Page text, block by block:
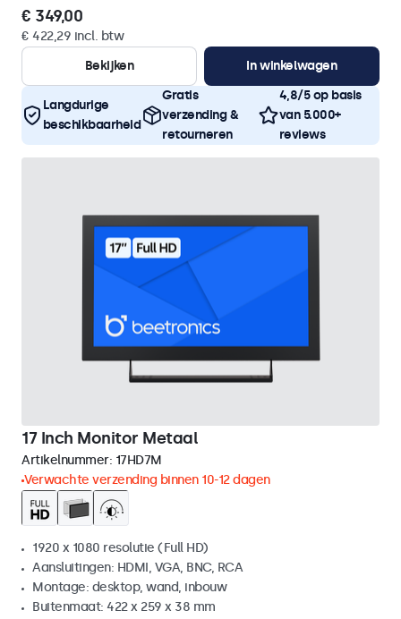
€ 349,00
€ 422,29 incl. btw
Bekijken
In winkelwagen
Langdurige
beschikbaarheid
Gratis
verzending &
retourneren
4,8/5 op basis
van 5.000+
reviews
17 Inch Monitor Metaal
Artikelnummer: 17HD7M
Verwachte verzending binnen 10-12 dagen
1920 x 1080 resolutie (Full HD)
Aansluitingen: HDMI, VGA, BNC, RCA
Montage: desktop, wand, inbouw
Buitenmaat: 422 x 259 x 38 mm